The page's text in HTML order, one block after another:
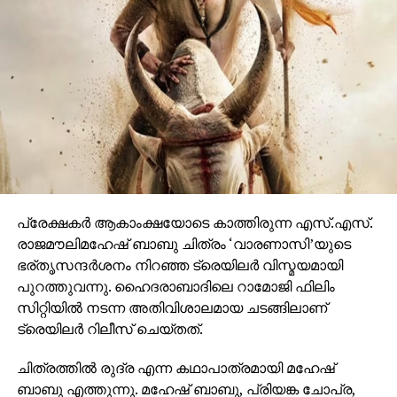
ഒരുങ്ങുന്നത് എന്നതിനാല്‍ തന്നെ തിയേറ്ററുകളില്‍
ഗംഭീരമായ കാഴ്ചാനുഭൂതി
സമ്മാനിക്കുമെന്നുറപ്പാണ്.ബാഹുബലിയും ആർ ആർ
ആറും ഒരുക്കിയ രാജമൗലിയുടെ ബ്രഹ്മാണ്ഡ ചിത്രം
വാരണാസി 2027ൽ തിയേറ്ററുകളിലേക്കെത്തും. പി ആർ
ഓ ആൻഡ് മാർക്കറ്റിംഗ് സ്ട്രാറ്റജിസ്റ്റ് : പ്രതീഷ് ശേഖർ.
പ്രേക്ഷകര്‍ ആകാംക്ഷയോടെ കാത്തിരുന്ന എസ്.എസ്.
രാജമൗലിമഹേഷ് ബാബു ചിത്രം ‘വാരണാസി’യുടെ
ഭര്തൃസന്ദര്‍ശനം നിറഞ്ഞ ട്രെയിലര്‍ വിസ്മയമായി
പുറത്തുവന്നു. ഹൈദരാബാദിലെ റാമോജി ഫിലിം
സിറ്റിയില്‍ നടന്ന അതിവിശാലമായ ചടങ്ങിലാണ്
ട്രെയിലര്‍ റിലീസ് ചെയ്തത്.
ചിത്രത്തില്‍ രുദ്ര എന്ന കഥാപാത്രമായി മഹേഷ്
ബാബു എത്തുന്നു. മഹേഷ് ബാബു, പ്രിയങ്ക ചോപ്ര,